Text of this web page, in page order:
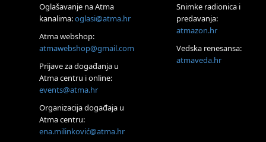
Online
Upisi u program Profesionalni hipnoterapeut — nova
Online
Postanite Nositelj Vibracije Nove Zemlje
Visoko
Alemka Dauskardt – Jednodnevna radionica sistemskih
konstelacija
Zagreb
Oglašavanje na Atma
kanalima:oglasi@atma.hr
Atma webshop:
atmawebshop@gmail.com
Prijave za događanja u
Atma centru i online:
events@atma.hr
Organizacija događaja u
Atma centru:
ena.milinković@atma.hr
Snimke radionica i
predavanja:
atmazon.hr
Vedska renesansa:
atmaveda.hr